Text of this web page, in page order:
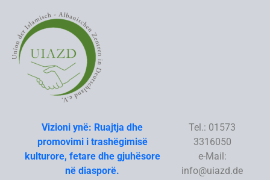
content
Vizioni ynë: Ruajtja dhe
promovimi i trashëgimisë
kulturore, fetare dhe gjuhësore
në diasporë.
Tel.: 01573
3316050
e-Mail:
info@uiazd.de